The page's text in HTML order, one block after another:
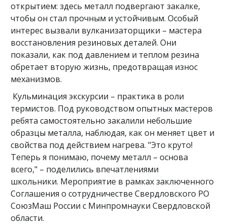
открытием: здесь металл подвергают закалке,
чтобы он стал прочным и устойчивым. Особый
интерес вызвали вулканизаторщики – мастера
восстановления резиновых деталей. Они
показали, как под давлением и теплом резина
обретает вторую жизнь, предотвращая износ
механизмов.
Кульминация экскурсии – практика в роли
термистов. Под руководством опытных мастеров
ребята самостоятельно закалили небольшие
образцы металла, наблюдая, как он меняет цвет и
свойства под действием нагрева. "Это круто!
Теперь я понимаю, почему металл – основа
всего," – поделились впечатлениями
школьники. Мероприятие в рамках заключенного
Соглашения о сотрудничестве Свердловского РО
СоюзМаш России с Минпромнауки Свердловской
области.